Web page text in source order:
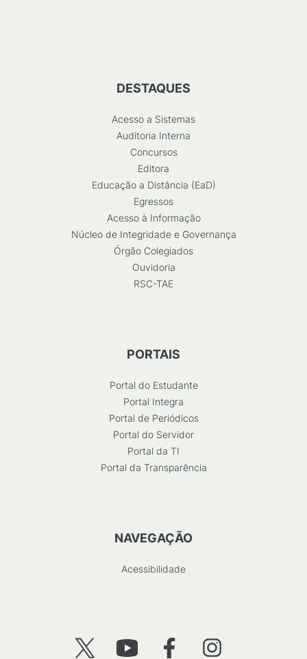
DESTAQUES
Acesso a Sistemas
Auditoria Interna
Concursos
Editora
Educação a Distância (EaD)
Egressos
Acesso à Informação
Núcleo de Integridade e Governança
Órgão Colegiados
Ouvidoria
RSC-TAE
PORTAIS
Portal do Estudante
Portal Integra
Portal de Periódicos
Portal do Servidor
Portal da TI
Portal da Transparência
NAVEGAÇÃO
Acessibilidade